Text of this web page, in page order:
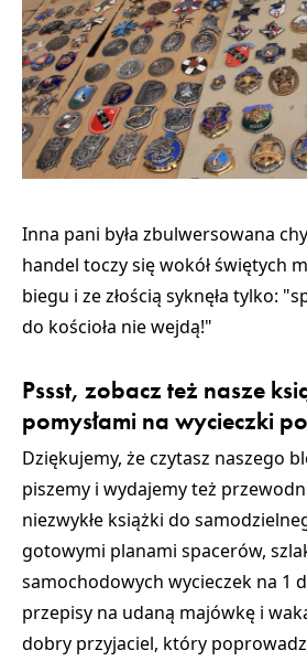
Inna pani była zbulwersowana
handel toczy się wokół świętych
biegu i ze złością syknęła tylko:
do kościoła nie wejdą!"
Pssst, zobacz też nasze
pomysłami na wycieczki
Dziękujemy, że czytasz naszego
piszemy i wydajemy też
niezwykłe książki do
gotowymi planami spacerów,
samochodowych wycieczek na 1
przepisy na udaną majówkę i
dobry przyjaciel, który